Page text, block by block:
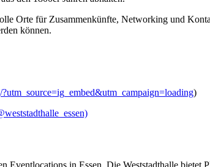
Orte für Zusammenkünfte, Networking und
können.
)